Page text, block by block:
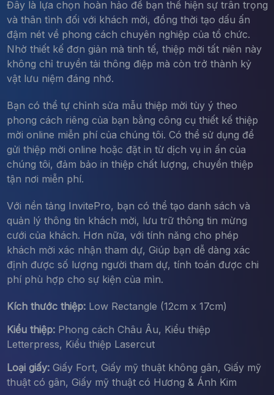
Đây là lựa chọn hoàn hảo để bạn thể hiện sự trân trọng
và thân tình đối với khách mời, đồng thời tạo dấu ấn
đậm nét về phong cách chuyên nghiệp của tổ chức.
Nhờ thiết kế đơn giản mà tinh tế, thiệp mời tất niên này
không chỉ truyền tải thông điệp mà còn trở thành kỷ
vật lưu niệm đáng nhớ.
Bạn có thể tự chỉnh sửa mẫu thiệp mời tùy ý theo
phong cách riêng của bạn bằng công cụ thiết kế thiệp
mời online miễn phí của chúng tôi. Có thể sử dụng để
gửi thiệp mời online hoặc đặt in từ dịch vụ in ấn của
chúng tôi, đảm bảo in thiệp chất lượng, chuyển thiệp
tận nơi miễn phí.
Với nền tảng InvitePro, bạn có thể tạo danh sách và
quản lý thông tin khách mời, lưu trữ thông tin mừng
cưới của khách. Hơn nữa, với tính năng cho phép
khách mời xác nhận tham dự, Giúp bạn dễ dàng xác
định được số lượng người tham dự, tính toán được chi
phí phù hợp cho sự kiện của mìn.
Kích thước thiệp:Low Rectangle (12cm x 17cm)
Kiểu thiệp:Phong cách Châu Âu, Kiểu thiệp
Letterpress, Kiểu thiệp Lasercut
Loại giấy:Giấy Fort, Giấy mỹ thuật không gân, Giấy mỹ
thuật có gân, Giấy mỹ thuật có Hương & Ánh Kim